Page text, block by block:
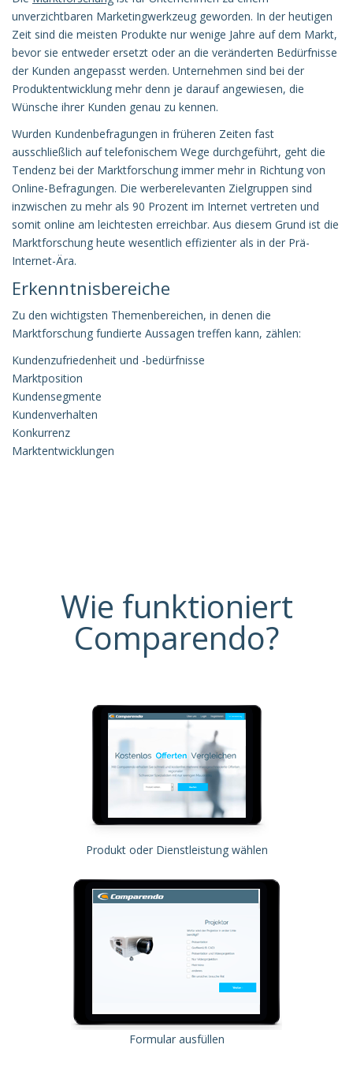
unverzichtbaren Marketingwerkzeug geworden. In der heutigen
Zeit sind die meisten Produkte nur wenige Jahre auf dem Markt,
bevor sie entweder ersetzt oder an die veränderten Bedürfnisse
der Kunden angepasst werden. Unternehmen sind bei der
Produktentwicklung mehr denn je darauf angewiesen, die
Wünsche ihrer Kunden genau zu kennen.
Wurden Kundenbefragungen in früheren Zeiten fast
ausschließlich auf telefonischem Wege durchgeführt, geht die
Tendenz bei der Marktforschung immer mehr in Richtung von
Online-Befragungen. Die werberelevanten Zielgruppen sind
inzwischen zu mehr als 90 Prozent im Internet vertreten und
somit online am leichtesten erreichbar. Aus diesem Grund ist die
Marktforschung heute wesentlich effizienter als in der Prä-
Internet-Ära.
Erkenntnisbereiche
Zu den wichtigsten Themenbereichen, in denen die
Marktforschung fundierte Aussagen treffen kann, zählen:
Kundenzufriedenheit und -bedürfnisse
Marktposition
Kundensegmente
Kundenverhalten
Konkurrenz
Marktentwicklungen
Wie funktioniert
Comparendo?
Produkt oder Dienstleistung wählen
Formular ausfüllen